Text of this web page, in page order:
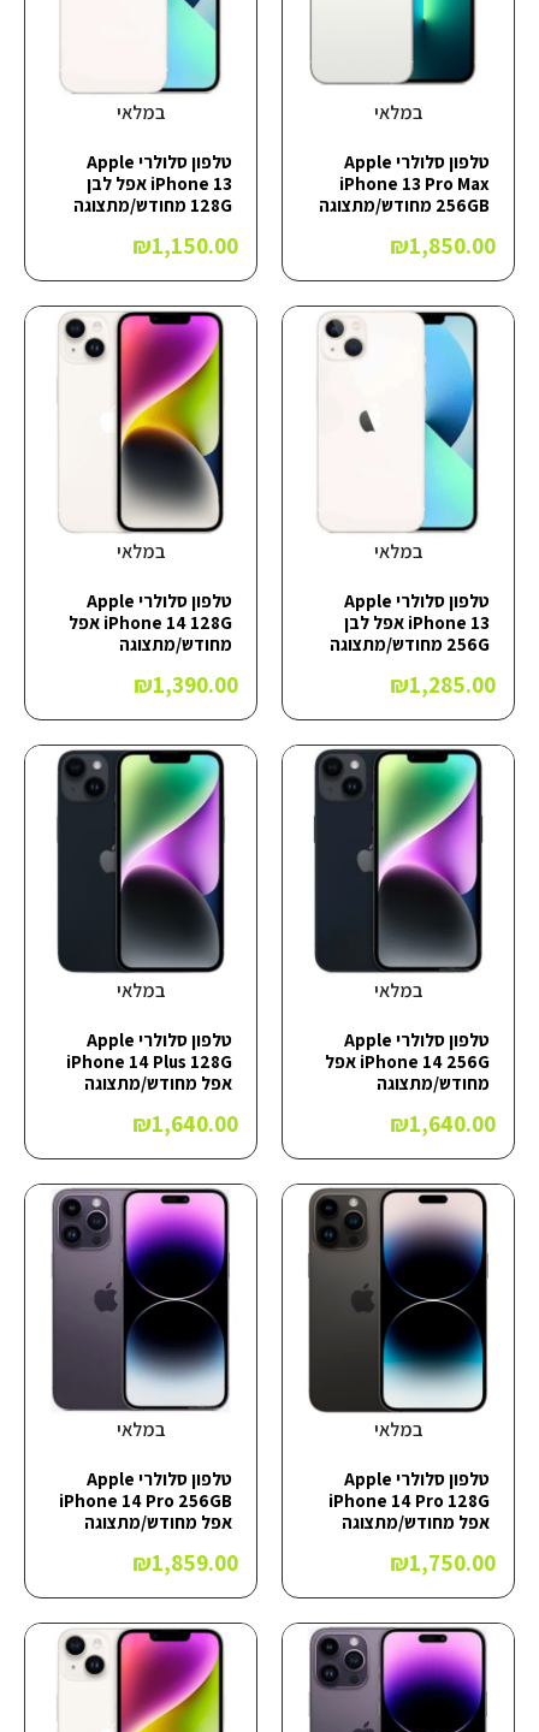
במלאי
טלפון סלולרי Apple
iPhone 13 Pro Max
256GB מחודש/מתצוגה
₪1,850.00
במלאי
טלפון סלולרי Apple
iPhone 13 אפל לבן
128G מחודש/מתצוגה
₪1,150.00
במלאי
טלפון סלולרי Apple
iPhone 13 אפל לבן
256G מחודש/מתצוגה
₪1,285.00
במלאי
טלפון סלולרי Apple
iPhone 14 128G אפל
מחודש/מתצוגה
₪1,390.00
במלאי
טלפון סלולרי Apple
iPhone 14 256G אפל
מחודש/מתצוגה
₪1,640.00
במלאי
טלפון סלולרי Apple
iPhone 14 Plus 128G
אפל מחודש/מתצוגה
₪1,640.00
במלאי
טלפון סלולרי Apple
iPhone 14 Pro 128G
אפל מחודש/מתצוגה
₪1,750.00
במלאי
טלפון סלולרי Apple
iPhone 14 Pro 256GB
אפל מחודש/מתצוגה
₪1,859.00